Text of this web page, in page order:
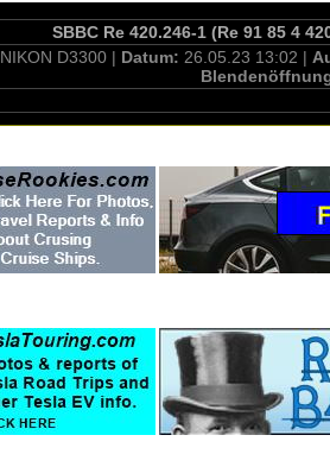
SBBC Re 420.246-1 (Re 91 85 4
NIKON D3300 | Datum: 26.05.23 13:02 |